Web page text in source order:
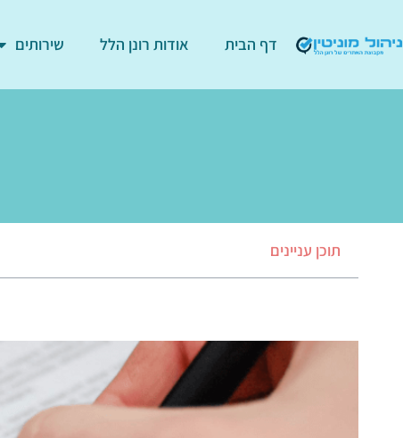
דף הבית אודות רונן הלל שירותים
תוכן עניינים